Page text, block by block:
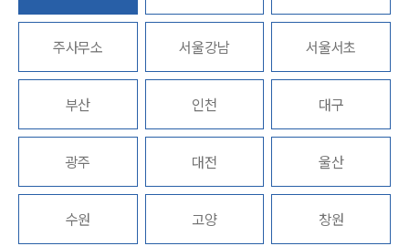
업무사례
주요 업무사례
사례분석/최신동향
법률정보
법률지식인
고객후기
업무분야
주사무소 서울강남 서울서초
부산 인천 대구
광주 대전 울산
수원 고양 창원